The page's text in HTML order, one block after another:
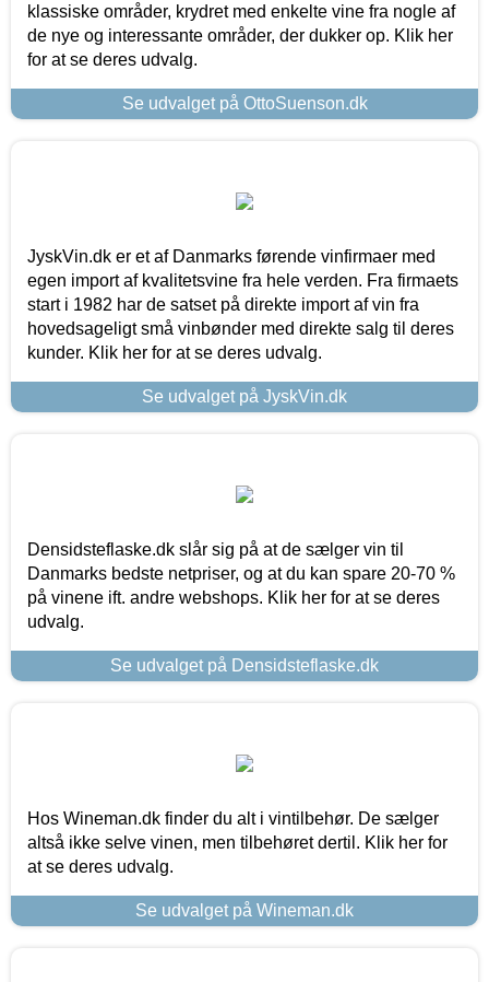
klassiske områder, krydret med enkelte vine fra nogle af
de nye og interessante områder, der dukker op. Klik her
for at se deres udvalg.
Se udvalget på OttoSuenson.dk
JyskVin.dk er et af Danmarks førende vinfirmaer med
egen import af kvalitetsvine fra hele verden. Fra firmaets
start i 1982 har de satset på direkte import af vin fra
hovedsageligt små vinbønder med direkte salg til deres
kunder. Klik her for at se deres udvalg.
Se udvalget på JyskVin.dk
Densidsteflaske.dk slår sig på at de sælger vin til
Danmarks bedste netpriser, og at du kan spare 20-70 %
på vinene ift. andre webshops. Klik her for at se deres
udvalg.
Se udvalget på Densidsteflaske.dk
Hos Wineman.dk finder du alt i vintilbehør. De sælger
altså ikke selve vinen, men tilbehøret dertil. Klik her for
at se deres udvalg.
Se udvalget på Wineman.dk